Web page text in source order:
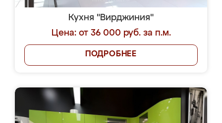
Кухня "Вирджиния"
Цена: от 36 000 руб. за п.м.
ПОДРОБНЕЕ